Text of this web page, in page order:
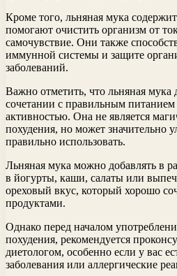
Кроме того, льняная мука
помогают очистить организм от
самочувствие. Они также
иммунной системы и защите
заболеваний.
Важно отметить, что льняная мука
сочетании с правильным питанием
активностью. Она не является
похудения, но может значительно
правильно использовать.
Льняная мука можно добавлять в
в йогурты, каши, салаты или
ореховый вкус, который хорошо
продуктами.
Однако перед началом
похудения, рекомендуется
диетологом, особенно если у вас
заболевания или аллергические